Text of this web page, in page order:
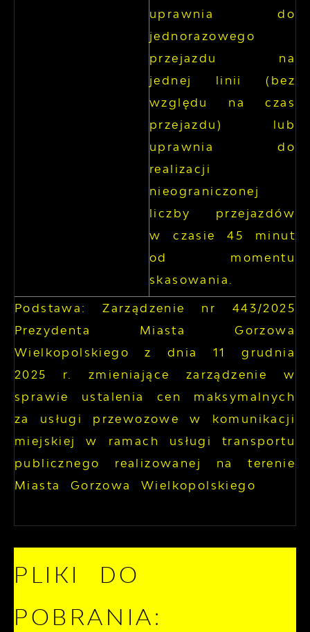
uprawnia do
jednorazowego
przejazdu na
jednej linii (bez
względu na czas
przejazdu) lub
uprawnia do
realizacji
nieograniczonej
liczby przejazdów
w czasie 45 minut
od momentu
skasowania.
Podstawa: Zarządzenie nr 443/2025
Prezydenta Miasta Gorzowa
Wielkopolskiego z dnia 11 grudnia
2025 r. zmieniające zarządzenie w
sprawie ustalenia cen maksymalnych
za usługi przewozowe w komunikacji
miejskiej w ramach usługi transportu
publicznego realizowanej na terenie
Miasta Gorzowa Wielkopolskiego
PLIKI DO
POBRANIA: